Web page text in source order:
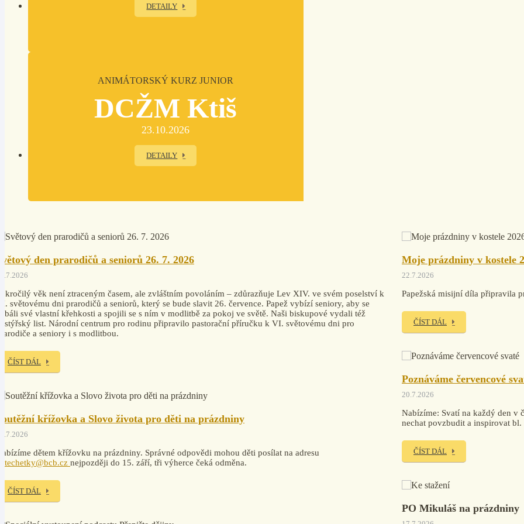
DETAILY
ANIMÁTORSKÝ KURZ JUNIOR
DCŽM Ktiš
23.10.2026
DETAILY
den prarodičů a seniorů 26. 7. 2026
věk není ztraceným časem, ale zvláštním povoláním – zdůrazňuje Lev XIV. ve svém poselství k
světovému dni prarodičů a seniorů, který se bude slavit 26. července. Papež vybízí seniory, aby se
své vlastní křehkosti a spojili se s ním v modlitbě za pokoj ve světě. Naši biskupové vydali též
list. Národní centrum pro rodinu připravilo pastorační příručku k VI. světovému dni pro
a seniory i s modlitbou.
ČÍST DÁL
křížovka a Slovo života pro děti na prázdniny
dětem křížovku na prázdniny. Správné odpovědi mohou děti posílat na adresu
nejpozději do 15. září, tři výherce čeká odměna.
ČÍST DÁL
Moje prázdniny v kostele
22.7.2026
Papežská misijní díla připravila
ČÍST DÁL
Poznáváme červencové
20.7.2026
Nabízíme: Svatí na každý den v
nechat povzbudit a inspirovat
ČÍST DÁL
PO Mikuláš na prázdniny